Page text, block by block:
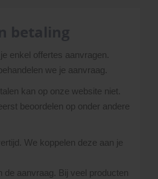
enkel offertes aanvragen.
we je aanvraag.
kan op onze website niet.
beoordelen op onder andere
We koppelen deze aan je
de aanvraag. Bij veel producten